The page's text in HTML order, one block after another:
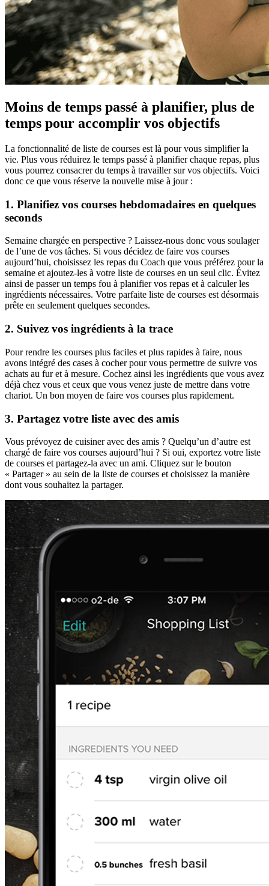
Moins de temps passé à planifier, plus de
temps pour accomplir vos objectifs
La fonctionnalité de liste de courses est là pour vous simplifier la
vie. Plus vous réduirez le temps passé à planifier chaque repas, plus
vous pourrez consacrer du temps à travailler sur vos objectifs. Voici
donc ce que vous réserve la nouvelle mise à jour :
1. Planifiez vos courses hebdomadaires en quelques
seconds
Semaine chargée en perspective ? Laissez-nous donc vous soulager
de l’une de vos tâches. Si vous décidez de faire vos courses
aujourd’hui, choisissez les repas du Coach que vous préférez pour la
semaine et ajoutez-les à votre liste de courses en un seul clic. Évitez
ainsi de passer un temps fou à planifier vos repas et à calculer les
ingrédients nécessaires. Votre parfaite liste de courses est désormais
prête en seulement quelques secondes.
2. Suivez vos ingrédients à la trace
Pour rendre les courses plus faciles et plus rapides à faire, nous
avons intégré des cases à cocher pour vous permettre de suivre vos
achats au fur et à mesure. Cochez ainsi les ingrédients que vous avez
déjà chez vous et ceux que vous venez juste de mettre dans votre
chariot. Un bon moyen de faire vos courses plus rapidement.
3. Partagez votre liste avec des amis
Vous prévoyez de cuisiner avec des amis ? Quelqu’un d’autre est
chargé de faire vos courses aujourd’hui ? Si oui, exportez votre liste
de courses et partagez-la avec un ami. Cliquez sur le bouton
« Partager » au sein de la liste de courses et choisissez la manière
dont vous souhaitez la partager.